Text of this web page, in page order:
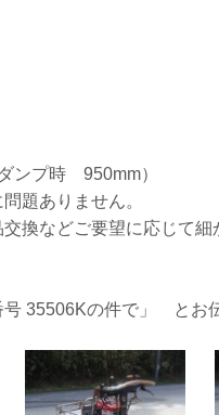
ンプ時 950mm）
題ありません。
換などご要望に応じて細
35506Kの件で」 とお